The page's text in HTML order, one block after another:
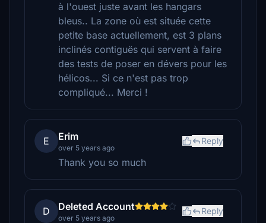
à l'ouest juste avant les hangars
bleus.. La zone où est située cette
petite base actuellement, est 3 plans
inclinés contiguës qui servent à faire
des tests de poser en dévers pour les
hélicos... Si ce n'est pas trop
compliqué... Merci !
E Erim
over 5 years ago
Reply
Thank you so much
D Deleted Account
over 5 years ago
Reply